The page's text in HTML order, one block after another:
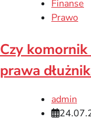
Finanse
Prawo
Czy
prawa
admin